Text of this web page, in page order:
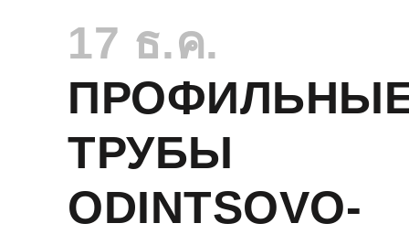
17 ธ.ค.
ТРУБЫ
ODINTSOVO-